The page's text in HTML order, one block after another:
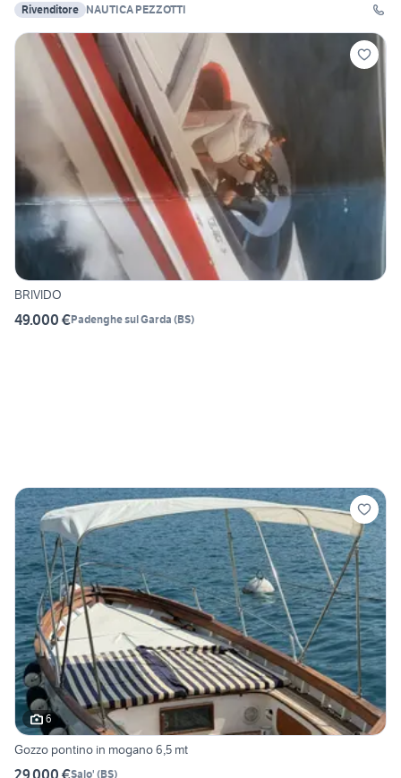
Rivenditore NAUTICA PEZZOTTI
BRIVIDO
49.000 €Padenghe sul Garda (BS)
6
Gozzo pontino in mogano 6,5 mt
29.000 €Salo' (BS)